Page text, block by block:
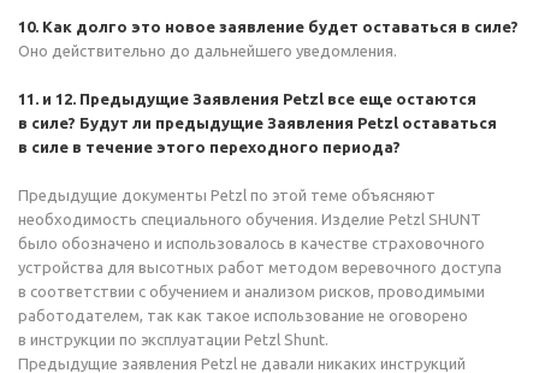
10. Как долго это новое заявление будет оставаться в силе?
Оно действительно до дальнейшего уведомления.
11. и 12. Предыдущие Заявления Petzl все еще остаются
в силе? Будут ли предыдущие Заявления Petzl оставаться
в силе в течение этого переходного периода?
Предыдущие документы Petzl по этой теме объясняют
необходимость специального обучения. Изделие Petzl SHUNT
было обозначено и использовалось в качестве страховочного
устройства для высотных работ методом веревочного доступа
в соответствии с обучением и анализом рисков, проводимыми
работодателем, так как такое использование не оговорено
в инструкции по эксплуатации Petzl Shunt.
Предыдущие заявления Petzl не давали никаких инструкций